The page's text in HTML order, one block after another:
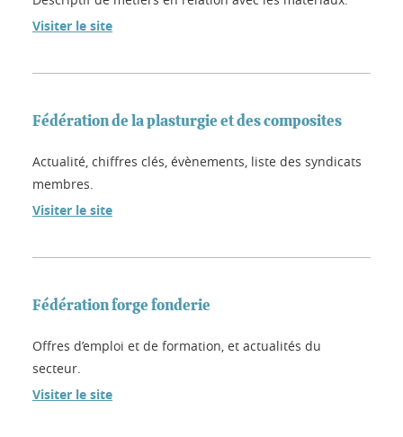
Visiter le site
Fédération de la plasturgie et des composites
Actualité, chiffres clés, évènements, liste des syndicats
membres.
Visiter le site
Fédération forge fonderie
Offres d’emploi et de formation, et actualités du
secteur.
Visiter le site